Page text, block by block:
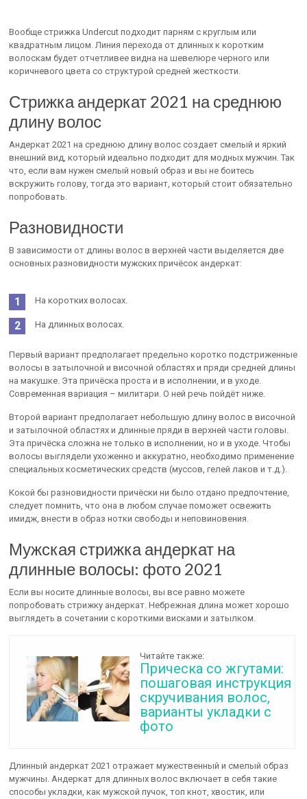
Вообще стрижка Undercut подходит парням с круглым или
квадратным лицом. Линия перехода от длинных к коротким
волоскам будет отчетливее видна на шевелюре черного или
коричневого цвета со структурой средней жесткости.
Стрижка андеркат 2021 на среднюю
длину волос
Андеркат 2021 на среднюю длину волос создает смелый и яркий
внешний вид, который идеально подходит для модных мужчин. Так
что, если вам нужен смелый новый образ и вы не боитесь
вскружить голову, тогда это вариант, который стоит обязательно
попробовать.
Разновидности
В зависимости от длины волос в верхней части выделяется две
основных разновидности мужских причёсок андеркат:
На коротких волосах.
На длинных волосах.
Первый вариант предполагает предельно коротко подстриженные
волосы в затылочной и височной областях и пряди средней длины
на макушке. Эта причёска проста и в исполнении, и в уходе.
Современная вариация – милитари. О ней речь пойдёт ниже.
Второй вариант предполагает небольшую длину волос в височной
и затылочной областях и длинные пряди в верхней части головы.
Эта причёска сложна не только в исполнении, но и в уходе. Чтобы
волосы выглядели ухоженно и аккуратно, необходимо применение
специальных косметических средств (муссов, гелей лаков и т.д.).
Кокой бы разновидности причёски ни было отдано предпочтение,
следует помнить, что она в любом случае поможет освежить
имидж, внести в образ нотки свободы и неповиновения.
Мужская стрижка андеркат на
длинные волосы: фото 2021
Если вы носите длинные волосы, вы все равно можете
попробовать стрижку андеркат. Небрежная длина может хорошо
выглядеть в сочетании с короткими висками и затылком.
Читайте также:
Прическа со жгутами:
пошаговая инструкция
скручивания волос,
варианты укладки с
фото
Длинный андеркат 2021 отражает мужественный и смелый образ
мужчины. Андеркат для длинных волос включает в себя такие
способы укладки, как мужской пучок, топ кнот, хвостик, или